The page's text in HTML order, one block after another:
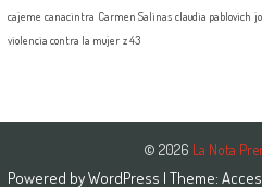
cajeme canacintra Carmen Salinas claudia pablovich
violencia contra la mujer z 43
© 2026 La Nota
Powered byWordPress | Theme: